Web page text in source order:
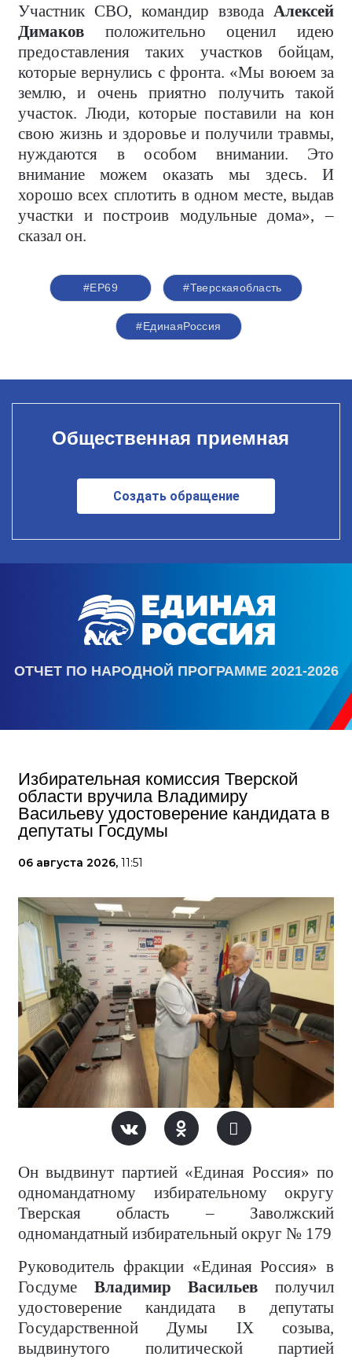
Участник СВО, командир взвода Алексей
Димаков положительно оценил идею
предоставления таких участков бойцам,
которые вернулись с фронта. «Мы воюем за
землю, и очень приятно получить такой
участок. Люди, которые поставили на кон
свою жизнь и здоровье и получили травмы,
нуждаются в особом внимании. Это
внимание можем оказать мы здесь. И
хорошо всех сплотить в одном месте, выдав
участки и построив модульные дома», –
сказал он.
#ЕР69 #Тверскаяобласть
#ЕдинаяРоссия
Общественная приемная
Создать обращение
ОТЧЕТ ПО НАРОДНОЙ ПРОГРАММЕ 2021-2026
Избирательная комиссия Тверской
области вручила Владимиру
Васильеву удостоверение кандидата в
депутаты Госдумы
06 августа 2026, 11:51
Он выдвинут партией «Единая Россия» по
одномандатному избирательному округу
Тверская область – Заволжский
одномандатный избирательный округ № 179
Руководитель фракции «Единая Россия» в
Госдуме Владимир Васильев получил
удостоверение кандидата в депутаты
Государственной Думы IX созыва,
выдвинутого политической партией